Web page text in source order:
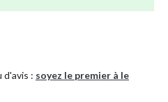
d'avis : soyez le premier à le